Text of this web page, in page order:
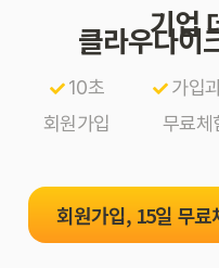
기업
클라우다이
10초
회원가입
가입
무료체
회원가입, 15일 무료